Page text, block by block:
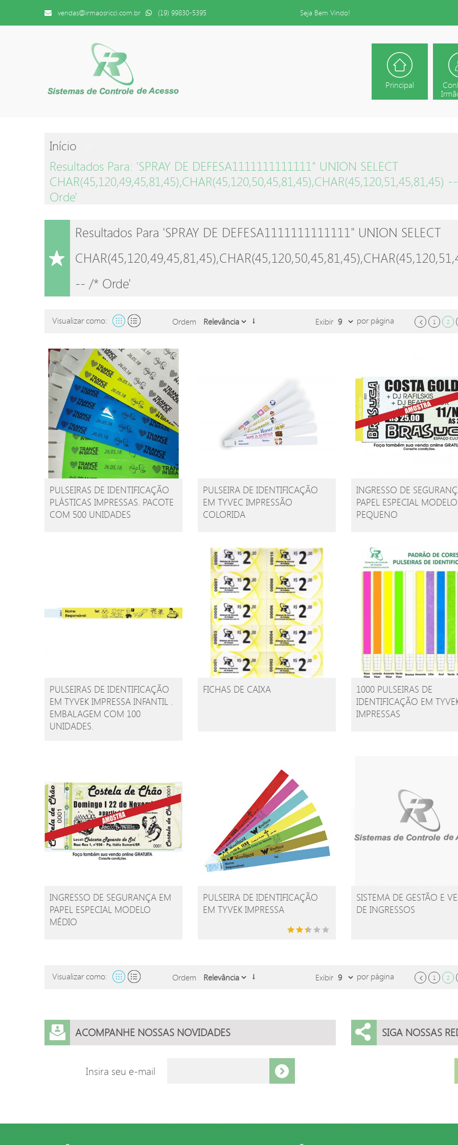
vendas@irmaosricci.com.br (19) 99830-5395 Seja Bem Vindo!
Principal
Início
Resultados Para: 'SPRAY DE DEFESA1111111111111" UNION SELECT
CHAR(45,120,49,45,81,45),CHAR(45,120,50,45,81,45),CHAR(45,120,51,45,81,45)
Orde'
Resultados Para 'SPRAY DE DEFESA1111111111111" UNION SELECT
-- /* Orde'
Visualizar como: Ordem Exibir por página 1 2
PULSEIRAS DE IDENTIFICAÇÃO
PLÁSTICAS IMPRESSAS. PACOTE
COM 500 UNIDADES
PULSEIRA DE IDENTIFICAÇÃO
EM TYVEC IMPRESSÃO
COLORIDA
INGRESSO DE
PAPEL ESPECIAL MODELO
PEQUENO
PULSEIRAS DE IDENTIFICAÇÃO
EM TYVEK IMPRESSA INFANTIL .
EMBALAGEM COM 100
UNIDADES.
FICHAS DE CAIXA
1000 PULSEIRAS DE
IDENTIFICAÇÃO EM
IMPRESSAS
INGRESSO DE SEGURANÇA EM
PAPEL ESPECIAL MODELO
MÉDIO
PULSEIRA DE IDENTIFICAÇÃO
EM TYVEK IMPRESSA
SISTEMA DE GESTÃO E
DE INGRESSOS
Visualizar como: Ordem Exibir por página 1 2
ACOMPANHE NOSSAS NOVIDADES
Insira seu e-mail
SIGA NOSSAS